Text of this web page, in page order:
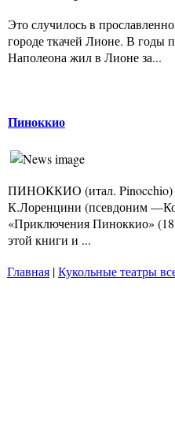
Это случилось в
городе ткачей Лионе. В годы
Наполеона жил в Лионе за...
Пиноккио
ПИНОККИО (итал. Pinocchio)
К.Лоренцини (псевдоним
«Приключения Пиноккио»
этой книги и ...
Главная |Кукольные театры